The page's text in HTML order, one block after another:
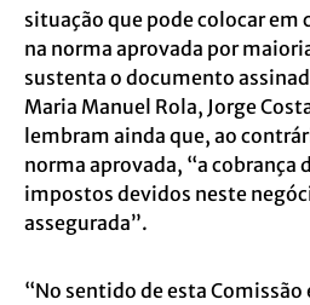
situação que pode colocar em
na norma aprovada por
sustenta o documento
Maria Manuel Rola, Jorge
lembram ainda que, ao
norma aprovada, “a cobrança
impostos devidos neste
assegurada”.
“No sentido de esta Comissão